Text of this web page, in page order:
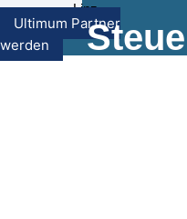
Linz
Ultimum Partner
werden